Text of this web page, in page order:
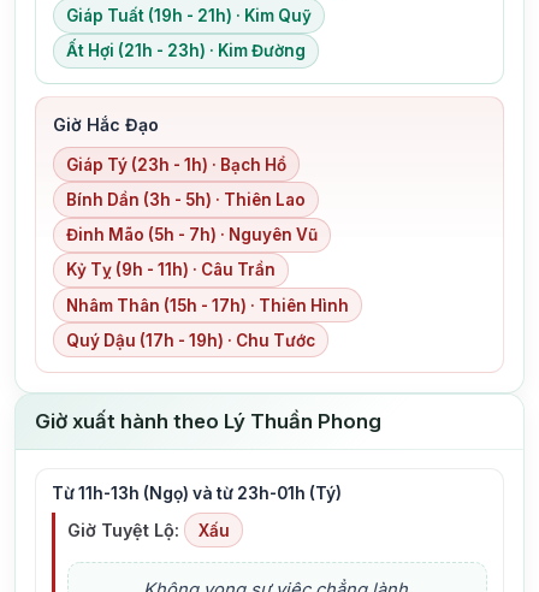
Giáp Tuất (19h - 21h) · Kim Quỹ
Ất Hợi (21h - 23h) · Kim Đường
Giờ Hắc Đạo
Giáp Tý (23h - 1h) · Bạch Hổ
Bính Dần (3h - 5h) · Thiên Lao
Đinh Mão (5h - 7h) · Nguyên Vũ
Kỷ Tỵ (9h - 11h) · Câu Trần
Nhâm Thân (15h - 17h) · Thiên Hình
Quý Dậu (17h - 19h) · Chu Tước
Giờ xuất hành theo Lý Thuần Phong
Từ 11h-13h (Ngọ) và từ 23h-01h (Tý)
Giờ Tuyệt Lộ: Xấu